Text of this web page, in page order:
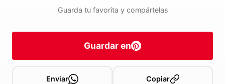
Guarda tu favorita y compártelas
Guardar en
Enviar Copiar